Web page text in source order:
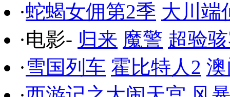
·蛇蝎女佣第2季 大川端
·电影- 归来 魔警 超验
·雪国列车 霍比特人2